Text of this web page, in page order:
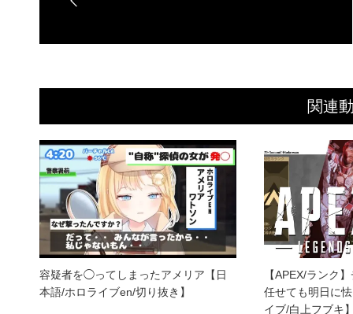
関連
容疑者を◯ってしまったアメリア【日
本語/ホロライブen/切り抜き】
【APEX/ランク
任せても明日に
イブ/白上フブキ